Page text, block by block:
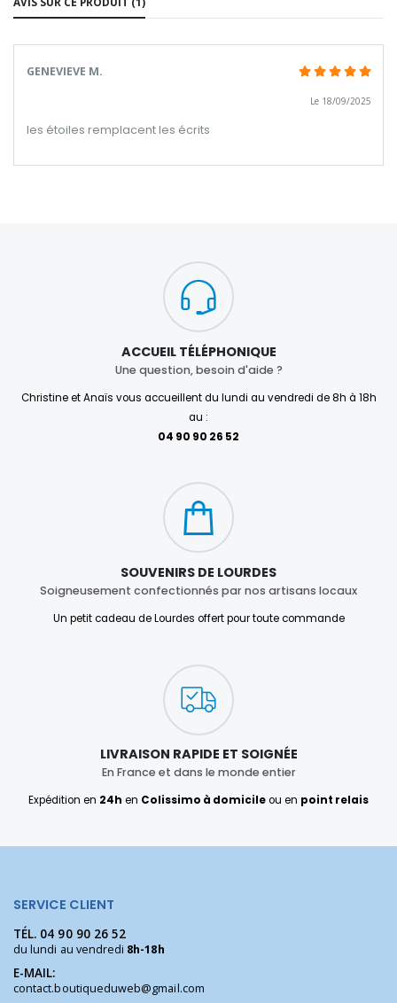
GENEVIEVE M.
Le 18/09/2025
les étoiles remplacent les écrits
ACCUEIL TÉLÉPHONIQUE
Une question, besoin d'aide ?
Christine et Anaïs vous accueillent du lundi au vendredi de 8h à 18h
au :
04 90 90 26 52
SOUVENIRS DE LOURDES
Soigneusement confectionnés par nos artisans locaux
Un petit cadeau de Lourdes offert pour toute commande
LIVRAISON RAPIDE ET SOIGNÉE
En France et dans le monde entier
Expédition en 24h en Colissimo à domicileou en point relais
SERVICE CLIENT
TÉL. 04 90 90 26 52
du lundi au vendredi 8h-18h
E-MAIL:
contact.boutiqueduweb@gmail.com